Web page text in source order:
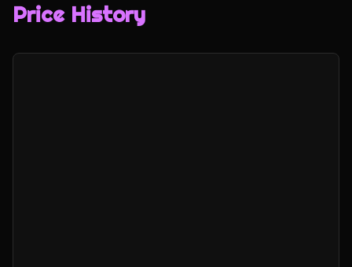
Price History